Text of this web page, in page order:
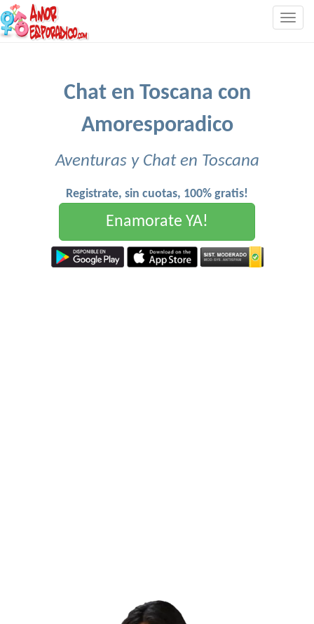
Chat en Toscana con
Amoresporadico
Aventuras y Chat en Toscana
Registrate, sin cuotas, 100% gratis!
Enamorate YA!